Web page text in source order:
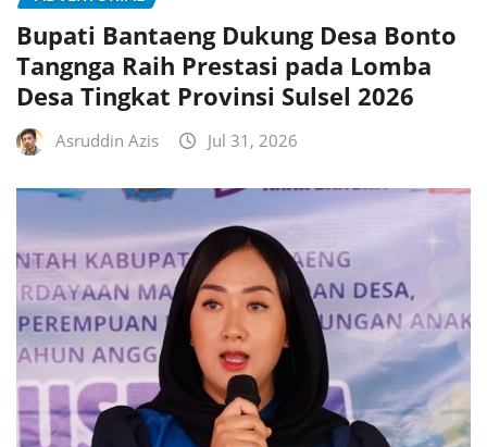
Bupati Bantaeng Dukung Desa Bonto
Tangnga Raih Prestasi pada Lomba
Desa Tingkat Provinsi Sulsel 2026
Asruddin Azis Jul 31, 2026